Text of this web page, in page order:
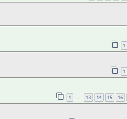
1
1
1 … 13 14 15 16